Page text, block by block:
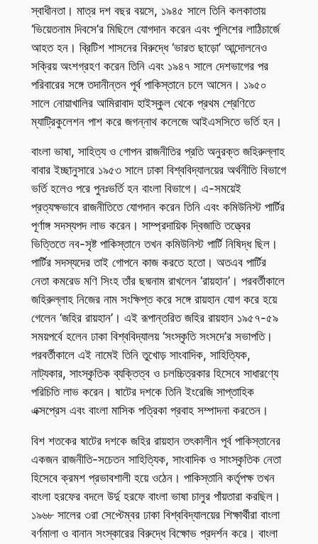
স্বাধীনতা। মাত্র দশ বছর বয়সে, ১৯৪৫ সালে তিনি কলকাতায়
‘ভিয়েতনাম দিবসে’র মিছিলে যোগদান করেন এবং পুলিশের লাঠিচার্জে
আহত হন। ব্রিটিশ শাসনের বিরুদ্ধে ‘ভারত ছাড়ো’ আন্দোলনেও
সক্রিয় অংশগ্রহণ করেন তিনি এবং ১৯৪৭ সালে দেশভাগের পর
পরিবারের সঙ্গে তদানীন্তন পূর্ব পাকিস্তানে চলে আসেন। ১৯৫০
সালে নোয়াখালির আমিরাবাদ হাইস্কুল থেকে প্রথম শ্রেণিতে
ম্যাট্রিকুলেশন পাশ করে জগন্নাথ কলেজে আইএসসিতে ভর্তি হন।
বাংলা ভাষা, সাহিত্য ও গোপন রাজনীতির প্রতি অনুরক্ত জহিরুল্লাহ
বাবার ইচ্ছানুসারে ১৯৫৩ সালে ঢাকা বিশ্ববিদ্যালয়ের অর্থনীতি বিভাগে
ভর্তি হলেও পরে পুনঃভর্তি হন বাংলা বিভাগে। এ-সময়েই
প্রত্যক্ষভাবে রাজনীতিতে যোগদান করেন তিনি এবং কমিউনিস্ট পার্টির
পূর্ণাঙ্গ সদস্যপদ লাভ করেন। সাম্প্রদায়িক দ্বিজাতি তত্ত্বের
ভিত্তিতে নব-সৃষ্ট পাকিস্তানে তখন কমিউনিস্ট পার্টি নিষিদ্ধ ছিল।
পার্টির সদস্যদের তাই গোপনে কাজ করতে হতো। অতএব পার্টির
নেতা কমরেড মণি সিংহ তাঁর ছদ্মনাম রাখলেন ‘রায়হান’। পরবর্তীকালে
জহিরুল্লাহ নিজের নাম সংক্ষিপ্ত করে সঙ্গে রায়হান যোগ করে হয়ে
গেলেন ‘জহির রায়হান’। এই রূপান্তরিত জহির রায়হান ১৯৫৭-৫৯
সময়পর্বে হলেন ঢাকা বিশ্ববিদ্যালয় ‘সংস্কৃতি সংসদে’র সভাপতি।
পরবর্তীকালে এই নামেই তিনি তুখোড় সাংবাদিক, সাহিত্যিক,
নাট্যকার, সাংস্কৃতিক ব্যক্তিত্ব ও চলচ্চিত্রকার হিসেবে সাধারণ্যে
পরিচিতি লাভ করেন। ষাটের দশকে তিনি ইংরেজি সাপ্তাহিক
এক্সপ্রেস এবং বাংলা মাসিক পত্রিকা প্রবাহ সম্পাদনা করতেন।
বিশ শতকের ষাটের দশকে জহির রায়হান তৎকালীন পূর্ব পাকিস্তানের
একজন রাজনীতি-সচেতন সাহিত্যিক, সাংবাদিক ও সাংস্কৃতিক নেতা
হিসেবে ক্রমশ প্রভাবশালী হয়ে ওঠেন। পাকিস্তানি কর্তৃপক্ষ তখন
বাংলা হরফের বদলে উর্দু হরফে বাংলা ভাষা চালুর পাঁয়তারা করছিল।
১৯৬৮ সালের ৩রা সেপ্টেম্বর ঢাকা বিশ্ববিদ্যালয়ের শিক্ষার্থীরা বাংলা
বর্ণমালা ও বানান সংস্কারের বিরুদ্ধে বিক্ষোভ প্রদর্শন করে। বাংলা